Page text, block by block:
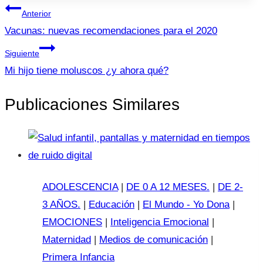
la
entrada:
Navegación
de
entradas
Anterior
Vacunas: nuevas recomendaciones para el 2020
Siguiente
Mi hijo tiene moluscos ¿y ahora qué?
Publicaciones Similares
ADOLESCENCIA| DE 0 A 12 MESES.
DE 2-
3 AÑOS.
Educación El Mundo - Yo Dona|
EMOCIONES
Inteligencia Emocional
Maternidad
Medios de comunicación
Primera Infancia